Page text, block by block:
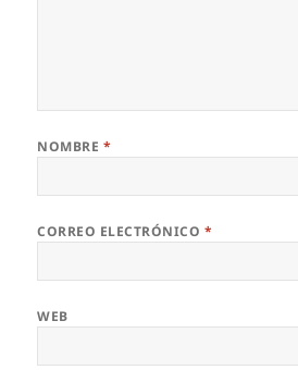
NOMBRE *
CORREO ELECTRÓNICO *
WEB